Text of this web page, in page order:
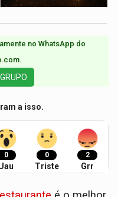
no WhatsApp do
a isso.
0 0
Triste
2
Grr